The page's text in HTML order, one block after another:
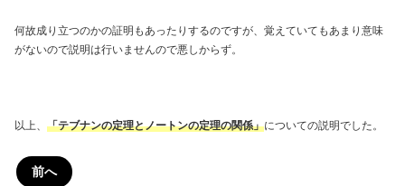
何故成り立つのかの証明もあったりするのですが、覚えていてもあまり意味
がないので説明は行いませんので悪しからず。
以上、 「テブナンの定理とノートンの定理の関係」についての説明でした。
前へ